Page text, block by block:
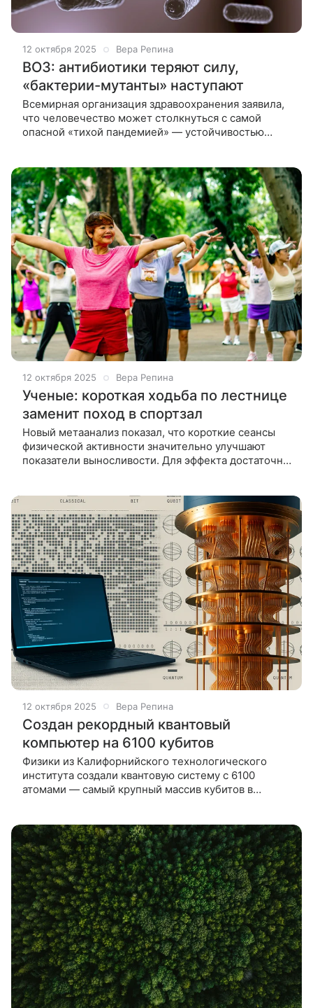
12 октября 2025 Вера Репина
ВОЗ: антибиотики теряют силу,
«бактерии-мутанты» наступают
Всемирная организация здравоохранения заявила,
что человечество может столкнуться с самой
опасной «тихой пандемией» — устойчивостью
12 октября 2025 Вера Репина
Ученые: короткая ходьба по лестнице
заменит поход в спортзал
Новый метаанализ показал, что короткие сеансы
физической активности значительно улучшают
показатели выносливости. Для эффекта достаточно
12 октября 2025 Вера Репина
Создан рекордный квантовый
компьютер на 6100 кубитов
Физики из Калифорнийского технологического
института создали квантовую систему с 6100
атомами — самый крупный массив кубитов в